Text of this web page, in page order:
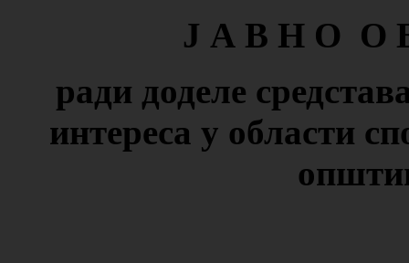
Ј А В Н О О
ради доделе
интереса у области